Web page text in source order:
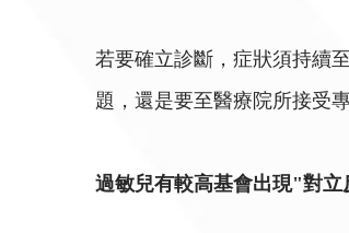
若要確立診斷，症狀須持續
題，還是要至醫療院所接受
過敏兒有較高基會出現"對立